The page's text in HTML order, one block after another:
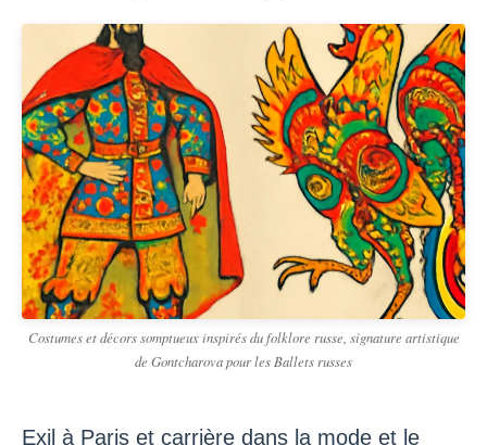
Costumes et décors somptueux inspirés du folklore russe, signature artistique
de Gontcharova pour les Ballets russes
Exil à Paris et carrière dans la mode et le